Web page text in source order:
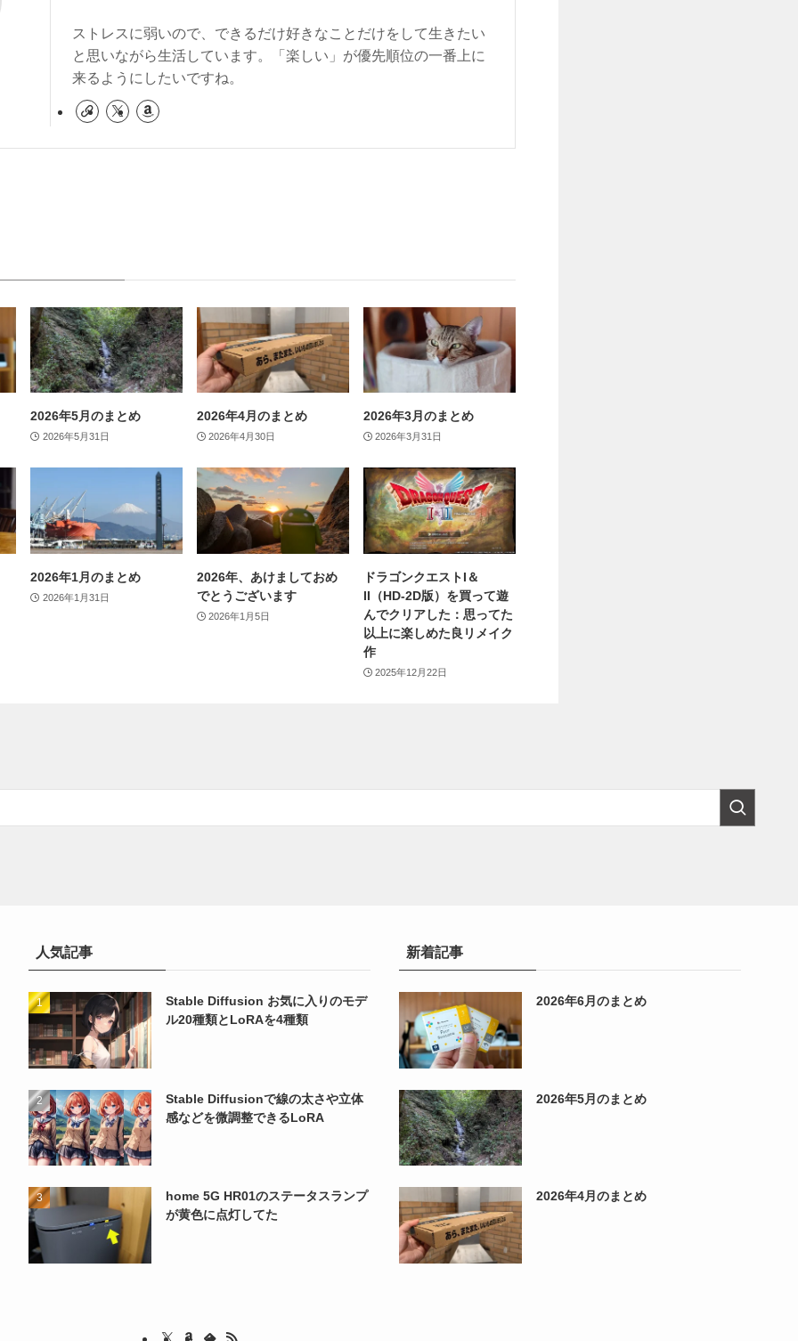
ストレスに弱いので、できるだけ好きなことだけをして生きたい
と思いながら生活しています。「楽しい」が優先順位の一番上に
来るようにしたいですね。
2026年5月のまとめ
2026年5月31日
2026年4月のまとめ
2026年4月30日
2026年3月のまとめ
2026年3月31日
2026年1月のまとめ
2026年1月31日
2026年、あけましておめ
でとうございます
2026年1月5日
ドラゴンクエストI＆
II（HD-2D版）を買って遊
んでクリアした：思ってた
以上に楽しめた良リメイク
作
2025年12月22日
人気記事
Stable Diffusion お気に入りのモデ
ル20種類とLoRAを4種類
Stable Diffusionで線の太さや立体
感などを微調整できるLoRA
home 5G HR01のステータスランプ
が黄色に点灯してた
新着記事
2026年6月のまとめ
2026年5月のまとめ
2026年4月のまとめ